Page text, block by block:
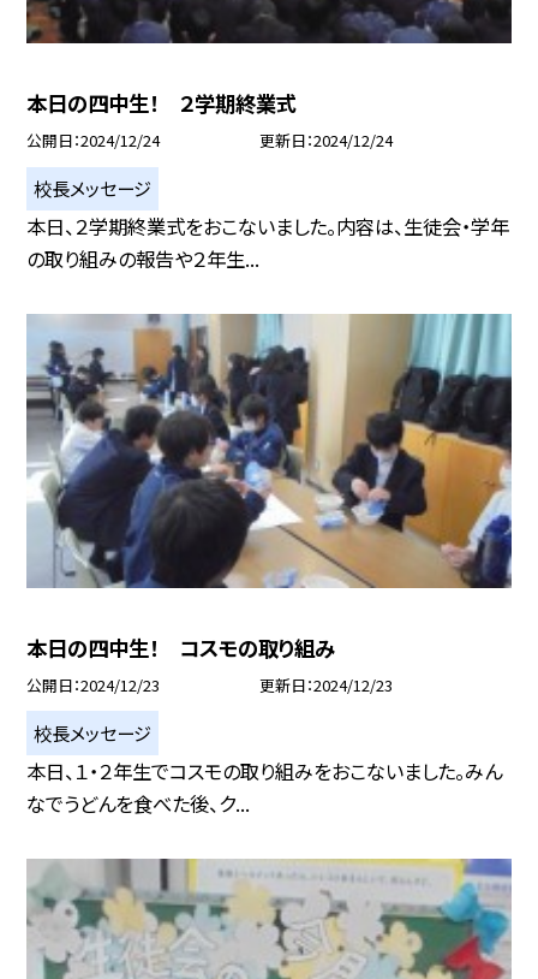
本日の四中生！ ２学期終業式
公開日 2024/12/24 更新日 2024/12/24
校長メッセージ
本日、２学期終業式をおこないました。内容は、生徒会・学年
の取り組みの報告や２年生...
本日の四中生！ コスモの取り組み
公開日 2024/12/23 更新日 2024/12/23
校長メッセージ
本日、１・２年生でコスモの取り組みをおこないました。みん
なでうどんを食べた後、ク...